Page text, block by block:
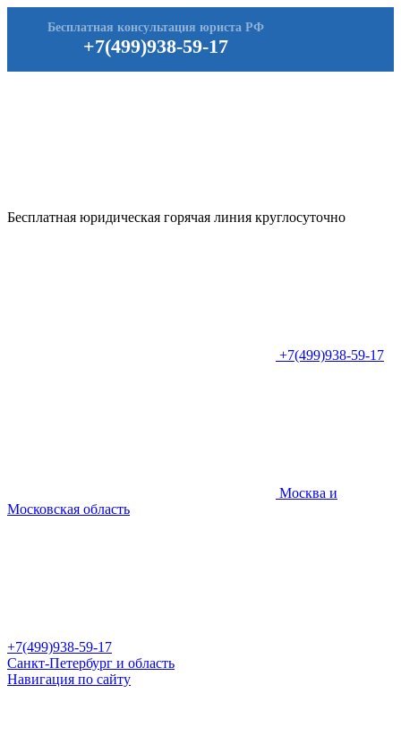
+7(499)938-59-17
Бесплатная консультация юриста РФ
Бесплатная юридическая горячая линия круглосуточно
+7(499)938-59-17
Москва и
Московская область
+7(499)938-59-17
Санкт-Петербург и область
Навигация по сайту